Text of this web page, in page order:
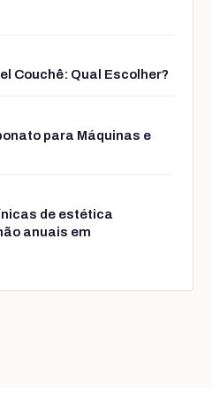
Couchê: Qual Escolher?
para Máquinas e
de estética
anuais em